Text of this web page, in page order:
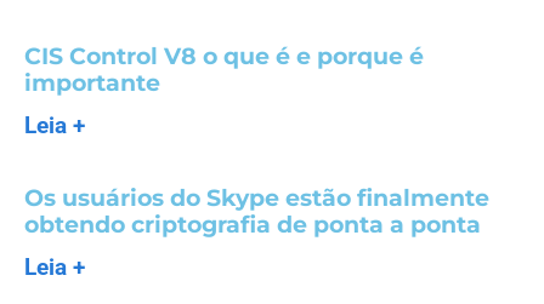
CIS Control V8 o que é e porque é
importante
Leia +
Os usuários do Skype estão finalmente
obtendo criptografia de ponta a ponta
Leia +